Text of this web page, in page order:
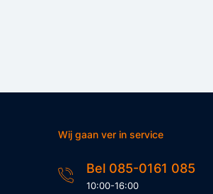
Wij gaan ver in service
Bel 085-0161 085
10:00-16:00